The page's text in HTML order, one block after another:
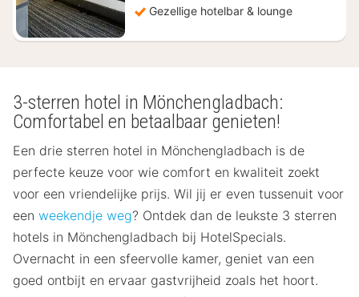
Gezellige hotelbar & lounge
3-sterren hotel in Mönchengladbach:
Comfortabel en betaalbaar genieten!
Een drie sterren hotel in Mönchengladbach is de
perfecte keuze voor wie comfort en kwaliteit zoekt
voor een vriendelijke prijs. Wil jij er even tussenuit voor
een weekendje weg? Ontdek dan de leukste 3 sterren
hotels in Mönchengladbach bij HotelSpecials.
Overnacht in een sfeervolle kamer, geniet van een
goed ontbijt en ervaar gastvrijheid zoals het hoort.